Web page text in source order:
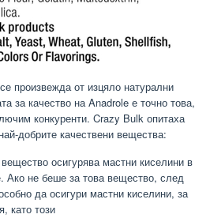
произвежда от изцяло натурални
за качество на Anadrole е точно това,
конкуренти. Crazy Bulk опитаха
добрите качествени вещества:
осигурява мастни киселини в
Ако не беше за това вещество, след
да осигури мастни киселини, за
като този